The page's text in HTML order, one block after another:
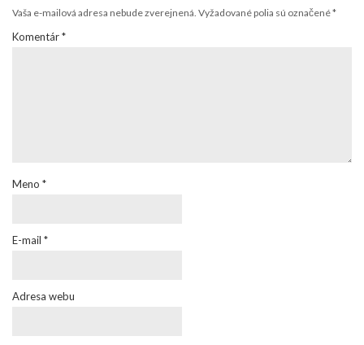
Vaša e-mailová adresa nebude zverejnená. Vyžadované polia sú označené*
Komentár*
Meno *
E-mail *
Adresa webu